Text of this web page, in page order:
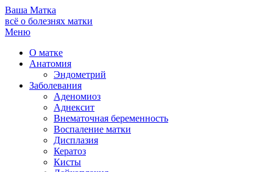
Ваша Матка
всё о болезнях матки
Меню
О матке
Анатомия
Эндометрий
Заболевания
Аденомиоз
Аднексит
Внематочная беременность
Воспаление матки
Дисплазия
Кератоз
Кисты